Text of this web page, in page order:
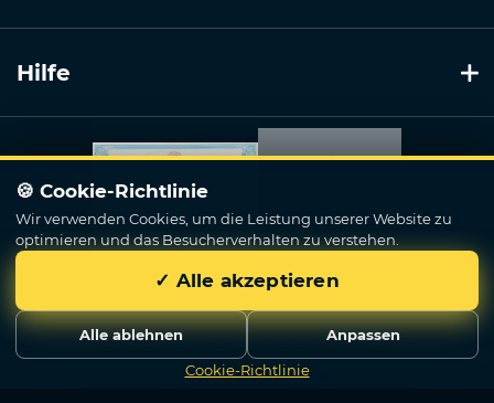
Hilfe
© 2018 - 2026. Alle Rechte Vorbehalten.
Schreiben Sie uns
🍪 Cookie-Richtlinie
Wir verwenden Cookies, um die Leistung unserer Website zu
optimieren und das Besucherverhalten zu verstehen.
Cookie-Richtlinie
Alle ablehnen Anpassen
✓ Alle akzeptieren